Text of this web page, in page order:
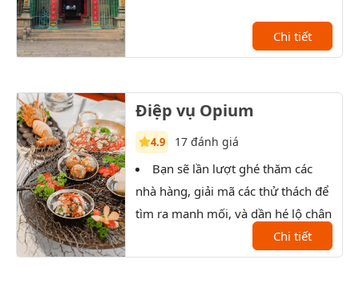
Chi tiết
Điệp vụ Opium
4.9 17 đánh giá
Bạn sẽ lần lượt ghé thăm các
nhà hàng, giải mã các thử thách để
tìm ra manh mối, và dần hé lộ chân
tướng của nhân vật bí ẩn.Chi tiết